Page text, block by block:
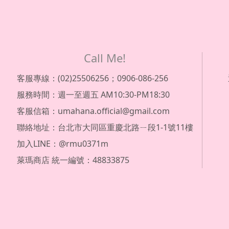
Call Me!
客服專線：(02)25506256；0906-086-256
服務時間：週一至週五 AM10:30-PM18:30
客服信箱：umahana.official@gmail.com
聯絡地址：台北市大同區重慶北路ㄧ段1-1號11樓
加入LINE：@rmu0371m
萊瑪商店 統一編號：48833875